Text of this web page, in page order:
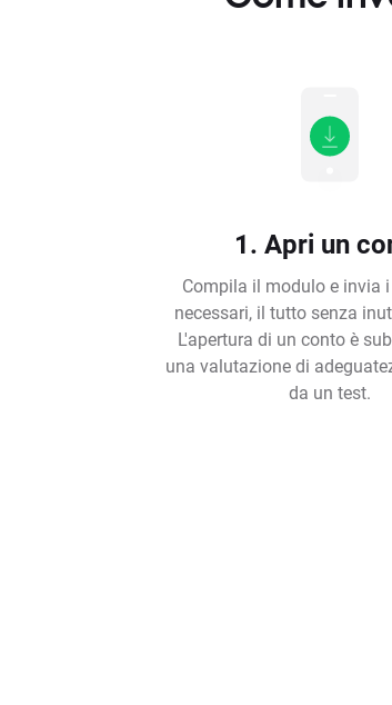
1. Apri un
Compila il modulo e invia
necessari, il tutto senza
L'apertura di un conto è
una valutazione di
da un test.